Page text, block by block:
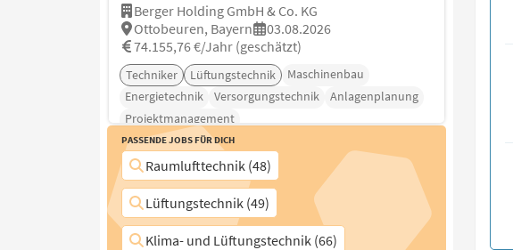
Berger Holding GmbH & Co. KG
Ottobeuren, Bayern
03.08.2026
74.155,76 €/Jahr (geschätzt)
Techniker Lüftungstechnik
Maschinenbau
Energietechnik
Versorgungstechnik
Anlagenplanung
Projektmanagement
Passende Jobs für Dich
Raumlufttechnik (48)
Lüftungstechnik (49)
Klima- und Lüftungstechnik (66)